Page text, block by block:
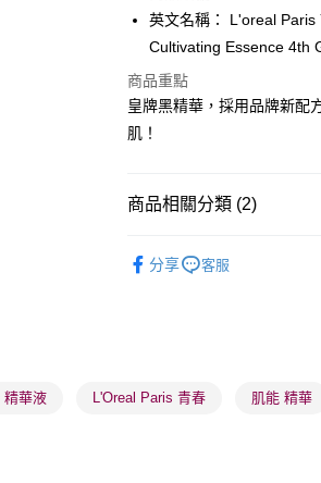
PayMe
BoC Pay
順豐自助櫃 - 確認發貨後1-3
英文名稱： L'oreal Paris
Cultivating Essence 4th
商品重點
皇牌黑精華，採用品牌新配
肌！
商品相關分類 (2)
分享 客服
精華液 L'Oreal Paris 青春 肌能 精華